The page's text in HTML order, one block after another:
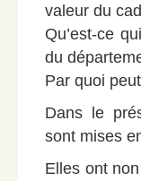
valeur du
Qu’est-ce
du
Par quoi
Dans le
sont mises
Elles ont